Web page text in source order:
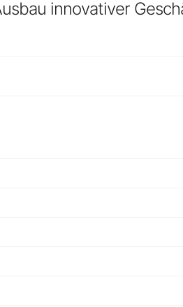
innovativer